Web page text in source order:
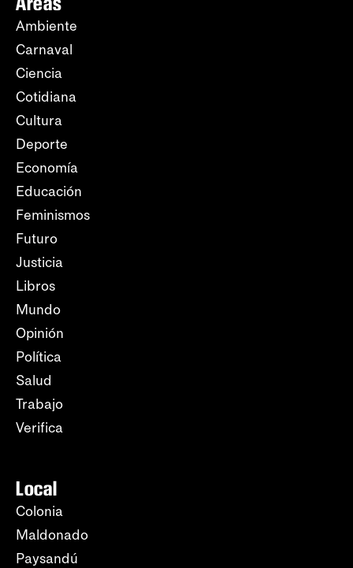
Ambiente
Carnaval
Ciencia
Cotidiana
Cultura
Deporte
Economía
Educación
Feminismos
Futuro
Justicia
Libros
Mundo
Opinión
Política
Salud
Trabajo
Verifica
Local
Colonia
Maldonado
Paysandú